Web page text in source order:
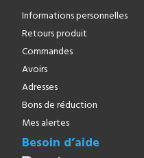
Informations personnelles
Retours produit
Commandes
Avoirs
Adresses
Bons de réduction
Mes alertes
Besoin d’aide